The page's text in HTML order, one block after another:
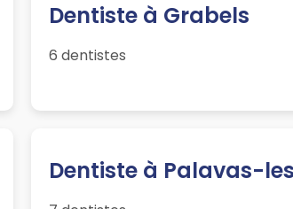
Dentiste à Grabels
6 dentistes
Dentiste à Palavas-